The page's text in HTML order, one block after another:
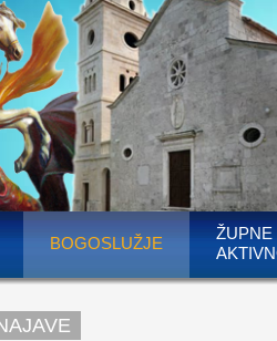
BOGOSLUŽJE
ŽUPNE